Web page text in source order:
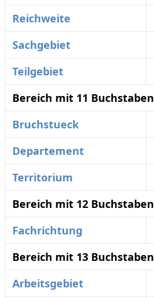
Reichweite
Sachgebiet
Teilgebiet
Bereich mit 11 Buchstaben
Bruchstueck
Departement
Territorium
Bereich mit 12 Buchstaben
Fachrichtung
Bereich mit 13 Buchstaben
Arbeitsgebiet